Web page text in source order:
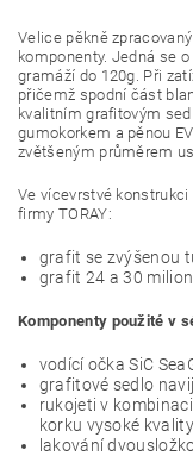
Velice pěkně
komponenty. Jedná se
gramáží do 120g. Při
přičemž spodní část
kvalitním grafitovým
gumokorkem a pěnou
zvětšeným průměrem
Ve vícevrstvé
firmy TORAY:
grafit se zvýšenou
grafit 24 a 30
Komponenty použité v
vodící očka SiC
grafitové sedlo
rukojeti v
korku vysoké
lakování